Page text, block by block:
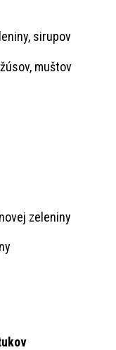
sirupov
muštov
zeleniny